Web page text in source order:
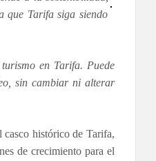
que Tarifa siga siendo
en Tarifa. Puede
sin cambiar ni alterar
casco histórico de Tarifa,
de crecimiento para el